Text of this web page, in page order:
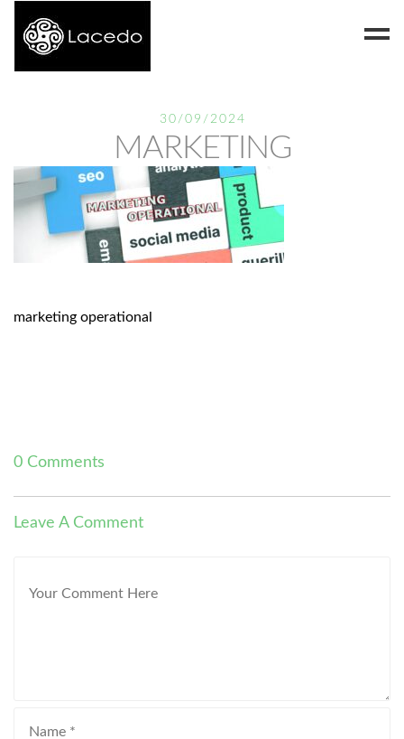
Contact
30/09/2024
MARKETING
marketing operational
0 Comments
Leave A Comment